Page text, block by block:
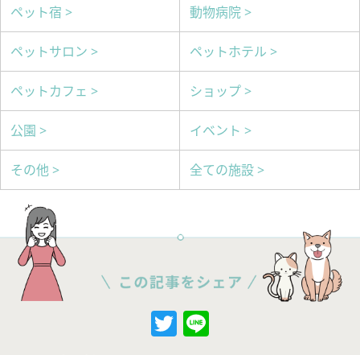
ペット宿 > 動物病院 >
ペットサロン > ペットホテル >
ペットカフェ > ショップ >
公園 > イベント >
その他 > 全ての施設 >
Twitter